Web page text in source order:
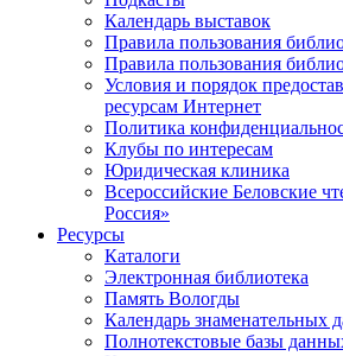
Календарь выставок
Правила пользования
Правила пользования
Условия и порядок
ресурсам Интернет
Политика
Клубы по интересам
Юридическая клиника
Всероссийские Беловские
Россия»
Ресурсы
Каталоги
Электронная библиотека
Память Вологды
Календарь знаменательных
Полнотекстовые базы